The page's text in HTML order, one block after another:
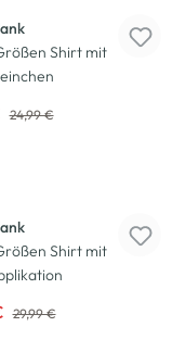
Shirt mit
24,99 €
Shirt mit
29,99 €